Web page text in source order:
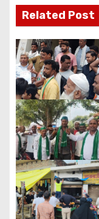
g
a
t
i
o
n
Related Post